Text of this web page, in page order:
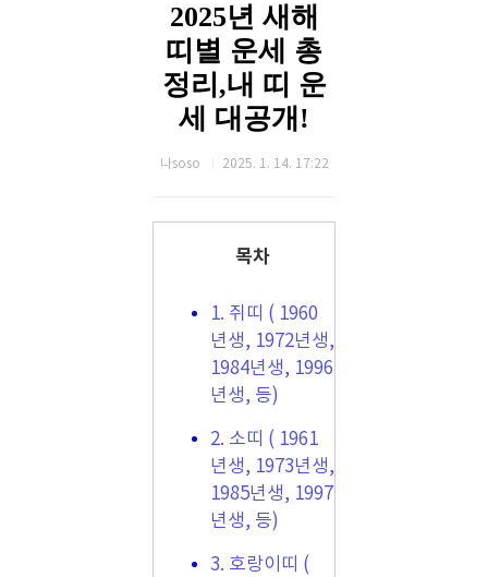
2025년 새해
띠별 운세 총
정리,내 띠 운
세 대공개!
나soso 2025. 1. 14. 17:22
목차
1. 쥐띠 ( 1960
년생, 1972년생,
1984년생, 1996
년생, 등)
2. 소띠 ( 1961
년생, 1973년생,
1985년생, 1997
년생, 등)
3. 호랑이띠 (